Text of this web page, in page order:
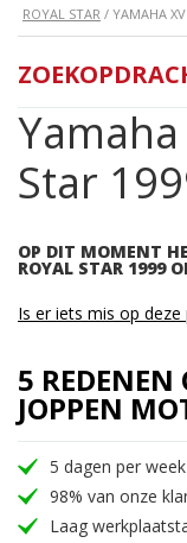
ROYAL STAR / YAMAHA
Star
OP DIT MOMENT
ROYAL STAR 1999
Is er iets mis op deze
5 REDENEN
JOPPEN
5 dagen per
98% van onze
Laag